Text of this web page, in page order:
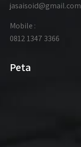
jasaisoid@gmail.com
Mobile :
0812 1347 3366
Peta